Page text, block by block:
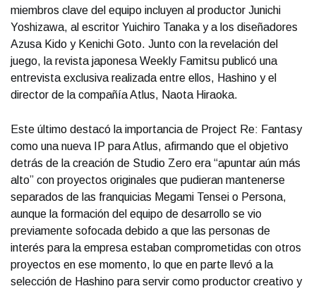
miembros clave del equipo incluyen al productor Junichi
Yoshizawa, al escritor Yuichiro Tanaka y a los diseñadores
Azusa Kido y Kenichi Goto. Junto con la revelación del
juego, la revista japonesa Weekly Famitsu publicó una
entrevista exclusiva realizada entre ellos, Hashino y el
director de la compañía Atlus, Naota Hiraoka.
Este último destacó la importancia de Project Re: Fantasy
como una nueva IP para Atlus, afirmando que el objetivo
detrás de la creación de Studio Zero era “apuntar aún más
alto” con proyectos originales que pudieran mantenerse
separados de las franquicias Megami Tensei o Persona,
aunque la formación del equipo de desarrollo se vio
previamente sofocada debido a que las personas de
interés para la empresa estaban comprometidas con otros
proyectos en ese momento, lo que en parte llevó a la
selección de Hashino para servir como productor creativo y